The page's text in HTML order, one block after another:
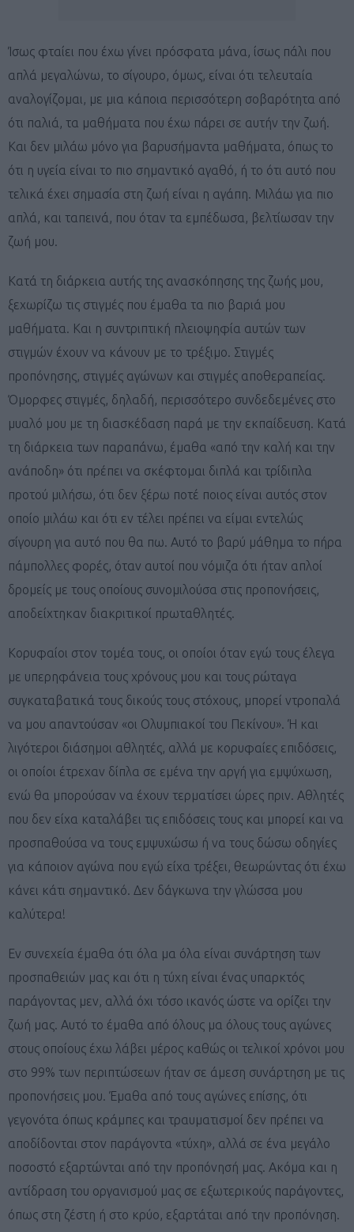
Ίσως φταίει που έχω γίνει πρόσφατα μάνα, ίσως πάλι που
απλά μεγαλώνω, το σίγουρο, όμως, είναι ότι τελευταία
αναλογίζομαι, με μια κάποια περισσότερη σοβαρότητα από
ότι παλιά, τα μαθήματα που έχω πάρει σε αυτήν την ζωή.
Και δεν μιλάω μόνο για βαρυσήμαντα μαθήματα, όπως το
ότι η υγεία είναι το πιο σημαντικό αγαθό, ή το ότι αυτό που
τελικά έχει σημασία στη ζωή είναι η αγάπη. Μιλάω για πιο
απλά, και ταπεινά, που όταν τα εμπέδωσα, βελτίωσαν την
ζωή μου.
Κατά τη διάρκεια αυτής της ανασκόπησης της ζωής μου,
ξεχωρίζω τις στιγμές που έμαθα τα πιο βαριά μου
μαθήματα. Και η συντριπτική πλειοψηφία αυτών των
στιγμών έχουν να κάνουν με το τρέξιμο. Στιγμές
προπόνησης, στιγμές αγώνων και στιγμές αποθεραπείας.
Όμορφες στιγμές, δηλαδή, περισσότερο συνδεδεμένες στο
μυαλό μου με τη διασκέδαση παρά με την εκπαίδευση. Κατά
τη διάρκεια των παραπάνω, έμαθα «από την καλή και την
ανάποδη» ότι πρέπει να σκέφτομαι διπλά και τρίδιπλα
προτού μιλήσω, ότι δεν ξέρω ποτέ ποιος είναι αυτός στον
οποίο μιλάω και ότι εν τέλει πρέπει να είμαι εντελώς
σίγουρη για αυτό που θα πω. Αυτό το βαρύ μάθημα το πήρα
πάμπολλες φορές, όταν αυτοί που νόμιζα ότι ήταν απλοί
δρομείς με τους οποίους συνομιλούσα στις προπονήσεις,
αποδείχτηκαν διακριτικοί πρωταθλητές.
Κορυφαίοι στον τομέα τους, οι οποίοι όταν εγώ τους έλεγα
με υπερηφάνεια τους χρόνους μου και τους ρώταγα
συγκαταβατικά τους δικούς τους στόχους, μπορεί ντροπαλά
να μου απαντούσαν «οι Ολυμπιακοί του Πεκίνου». Ή και
λιγότεροι διάσημοι αθλητές, αλλά με κορυφαίες επιδόσεις,
οι οποίοι έτρεχαν δίπλα σε εμένα την αργή για εμψύχωση,
ενώ θα μπορούσαν να έχουν τερματίσει ώρες πριν. Αθλητές
που δεν είχα καταλάβει τις επιδόσεις τους και μπορεί και να
προσπαθούσα να τους εμψυχώσω ή να τους δώσω οδηγίες
για κάποιον αγώνα που εγώ είχα τρέξει, θεωρώντας ότι έχω
κάνει κάτι σημαντικό. Δεν δάγκωνα την γλώσσα μου
καλύτερα!
Εν συνεχεία έμαθα ότι όλα μα όλα είναι συνάρτηση των
προσπαθειών μας και ότι η τύχη είναι ένας υπαρκτός
παράγοντας μεν, αλλά όχι τόσο ικανός ώστε να ορίζει την
ζωή μας. Αυτό το έμαθα από όλους μα όλους τους αγώνες
στους οποίους έχω λάβει μέρος καθώς οι τελικοί χρόνοι μου
στο 99% των περιπτώσεων ήταν σε άμεση συνάρτηση με τις
προπονήσεις μου. Έμαθα από τους αγώνες επίσης, ότι
γεγονότα όπως κράμπες και τραυματισμοί δεν πρέπει να
αποδίδονται στον παράγοντα «τύχη», αλλά σε ένα μεγάλο
ποσοστό εξαρτώνται από την προπόνησή μας. Ακόμα και η
αντίδραση του οργανισμού μας σε εξωτερικούς παράγοντες,
όπως στη ζέστη ή στο κρύο, εξαρτάται από την προπόνηση.